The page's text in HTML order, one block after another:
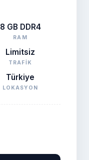
8 GB DDR4
RAM
Limitsiz
TRAFIK
Türkiye
LOKASYON